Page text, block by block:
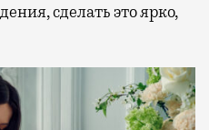
сделать это ярко,